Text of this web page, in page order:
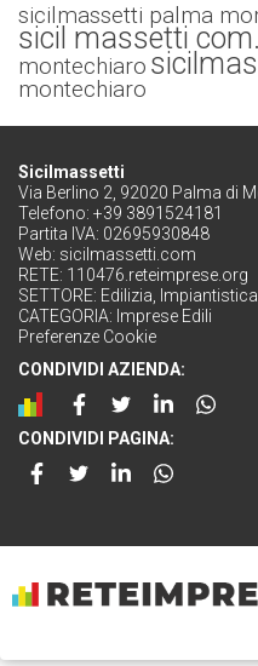
sicilmassetti palma
sicil massetti com.
montechiaro
montechiaro
Sicilmassetti
Via Berlino 2, 92020 Palma di
Telefono: +39 3891524181
Partita IVA: 02695930848
Web: sicilmassetti.com
RETE: 110476.reteimprese.org
SETTORE: Edilizia,
CATEGORIA: Imprese Edili
Preferenze Cookie
CONDIVIDI AZIENDA:
CONDIVIDI PAGINA: